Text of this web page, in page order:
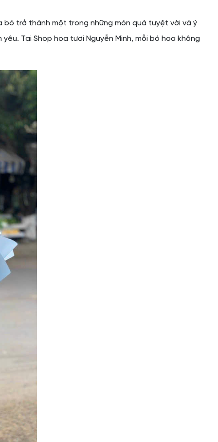
bó trở thành một trong những món quà tuyệt vời và ý
Tại Shop hoa tươi Nguyễn Minh, mỗi bó hoa không